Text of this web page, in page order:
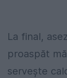
La final,
proaspăt
servește